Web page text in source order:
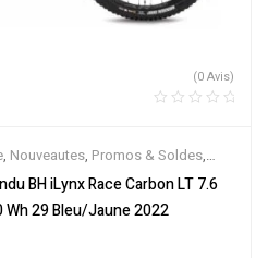
(0 Avis)
, Nouveautes, Promos & Soldes,
ville,Velos Electriques,VTT
BH iLynx Race Carbon LT 7.6
29 Bleu/Jaune 2022